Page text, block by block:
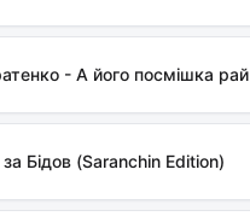
- А його посмішка рай
Бідов (Saranchin Edition)